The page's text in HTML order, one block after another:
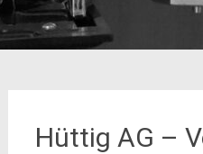
Hüttig AG –